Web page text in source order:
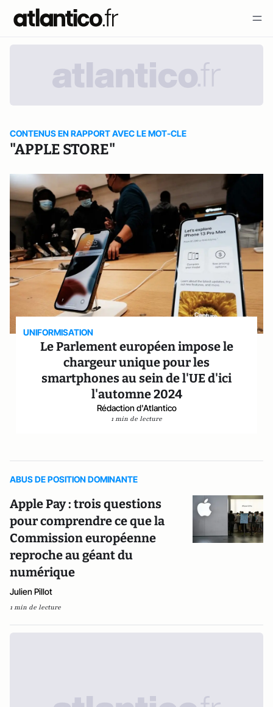
CONTENUS EN RAPPORT AVEC LE MOT-CLE
"APPLE STORE"
UNIFORMISATION
Le Parlement européen impose le
chargeur unique pour les
smartphones au sein de l'UE d'ici
l'automne 2024
Rédaction d'Atlantico
1 min de lecture
ABUS DE POSITION DOMINANTE
Apple Pay : trois questions
pour comprendre ce que la
Commission européenne
reproche au géant du
numérique
Julien Pillot
1 min de lecture